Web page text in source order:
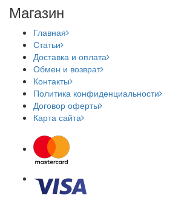
Магазин
Главная
Статьи
Доставка и оплата
Обмен и возврат
Контакты
Политика конфиденциальности
Договор оферты
Карта сайта